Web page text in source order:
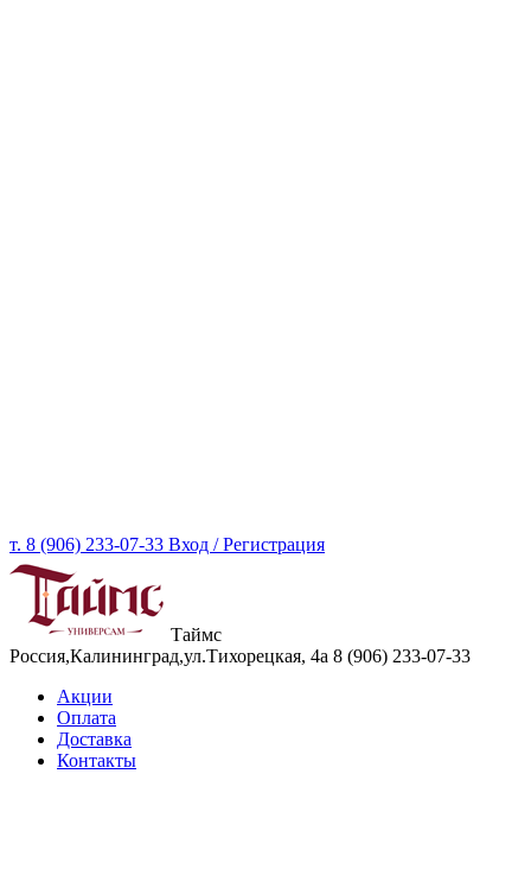
т. 8 (906) 233-07-33 Вход / Регистрация
Таймс
Россия,Калининград,ул.Тихорецкая, 4а 8 (906) 233-07-33
Акции
Оплата
Доставка
Контакты